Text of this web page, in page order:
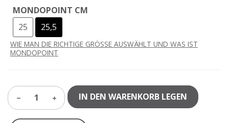
MONDOPOINT CM
25
25,5
WIE MAN DIE RICHTIGE GRÖSSE AUSWÄHLT UND WAS IST
MONDOPOINT
1 IN DEN WARENKORB LEGEN